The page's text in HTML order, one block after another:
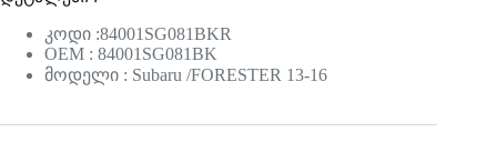
კოდი :84001SG081BKR
OEM : 84001SG081BK
მოდელი : Subaru /FORESTER 13-16